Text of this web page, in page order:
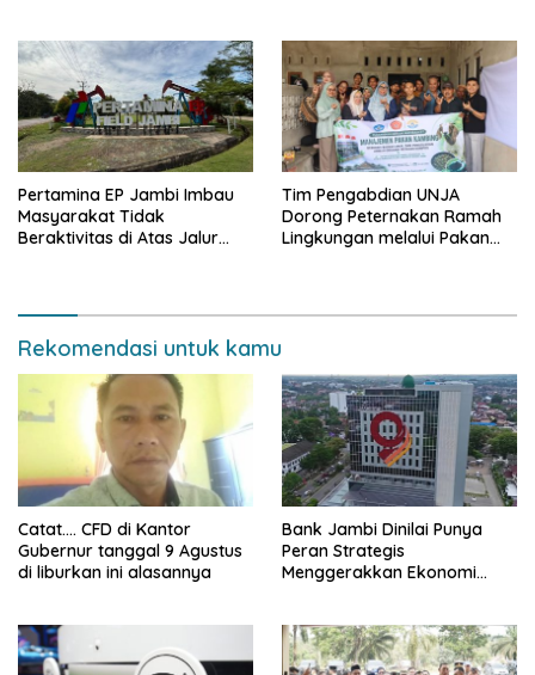
bisa jaga diri, 60% masa
depan sudah ada di tangan”
Pertamina EP Jambi Imbau
Masyarakat Tidak
Beraktivitas di Atas Jalur
Tim Pengabdian UNJA
Dorong Peternakan Ramah
Lingkungan melalui Pakan
Rekomendasi untuk kamu
Catat…. CFD di Kantor
Gubernur tanggal 9 Agustus
di liburkan ini alasannya
Bank Jambi Dinilai Punya
Peran Strategis
Menggerakkan Ekonomi